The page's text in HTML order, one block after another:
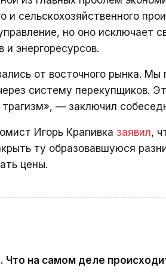
и сельскохозяйственного
но оно исключает
и энергоресурсов.
от восточного рынка. Мы
систему перекупщиков.
трагизм», — заключил
Игорь Крапивка заявил,
ту образовавшуюся
цены.
Что на самом деле